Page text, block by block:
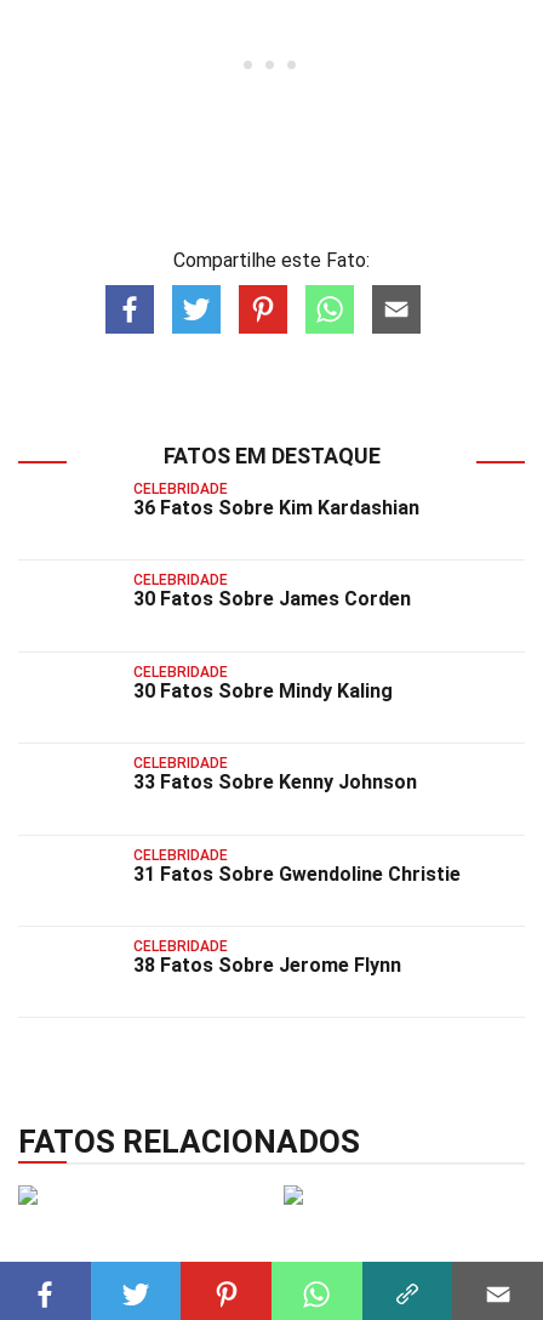
Compartilhe este Fato:
FATOS EM DESTAQUE
CELEBRIDADE
36 Fatos Sobre Kim Kardashian
CELEBRIDADE
30 Fatos Sobre James Corden
CELEBRIDADE
30 Fatos Sobre Mindy Kaling
CELEBRIDADE
33 Fatos Sobre Kenny Johnson
CELEBRIDADE
31 Fatos Sobre Gwendoline Christie
CELEBRIDADE
38 Fatos Sobre Jerome Flynn
FATOS RELACIONADOS